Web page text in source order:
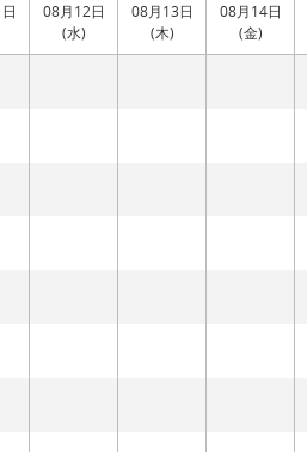
08月12日
(水)
08月13日
(木)
08月14日
(金)